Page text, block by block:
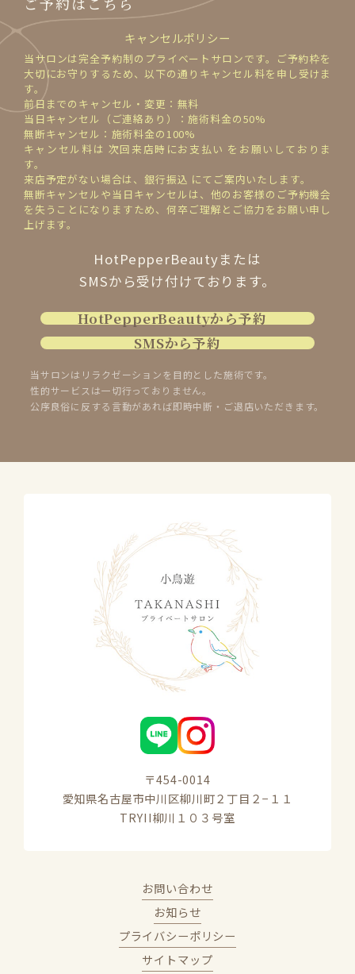
キャンセルポリシー
当サロンは完全予約制のプライベートサロンです。ご予約枠を
大切にお守りするため、以下の通りキャンセル料を申し受けま
す。
前日までのキャンセル・変更：無料
当日キャンセル（ご連絡あり）：施術料金の50%
無断キャンセル：施術料金の100%
キャンセル料は 次回来店時にお支払い をお願いしておりま
す。
来店予定がない場合は、銀行振込 にてご案内いたします。
無断キャンセルや当日キャンセルは、他のお客様のご予約機会
を失うことになりますため、何卒ご理解とご協力をお願い申し
上げます。
HotPepperBeautyまたは
SMSから受け付けております。
HotPepperBeautyから予約
SMSから予約
当サロンはリラクゼーションを目的とした施術です。
性的サービスは一切行っておりません。
公序良俗に反する言動があれば即時中断・ご退店いただきます。
〒454-0014
愛知県名古屋市中川区柳川町２丁目２−１１
TRYII柳川１０３号室
お問い合わせ
お知らせ
プライバシーポリシー
サイトマップ